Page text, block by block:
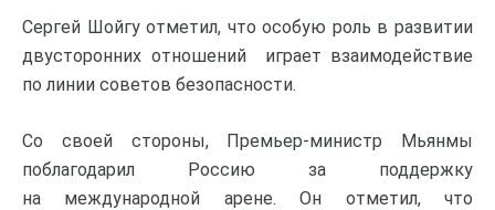
Сергей Шойгу отметил, что особую роль в развитии
двусторонних отношений играет взаимодействие
по линии советов безопасности.
Со своей стороны, Премьер-министр Мьянмы
поблагодарил Россию за поддержку
на международной арене. Он отметил, что